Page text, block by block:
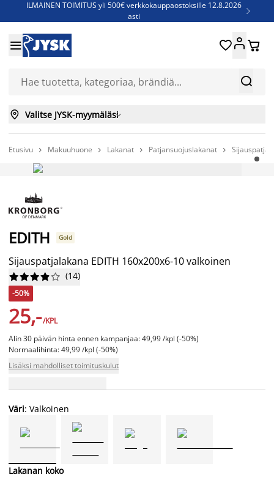
ILMAINEN TOIMITUS yli 500€ verkkokauppaostoksille 12.8.2026
asti

Jenkkisänkyjä - Säästä jopa 60%


 
 Valitse JYSK-myymäläsi
Etusivu  Makuuhuone  Lakanat  Patjansuojuslakanat 
EDITH Gold
Sijauspatjalakana EDITH 160x200x6-10 valkoinen





 (14)
-50%
25,-/KPL
Alin 30 päivän hinta ennen kampanjaa: 49,99 /kpl (-50%)
Normaalihinta: 49,99 /kpl (-50%)
Lisäksi mahdolliset toimituskulut
Väri: Valkoinen
Lakanan koko